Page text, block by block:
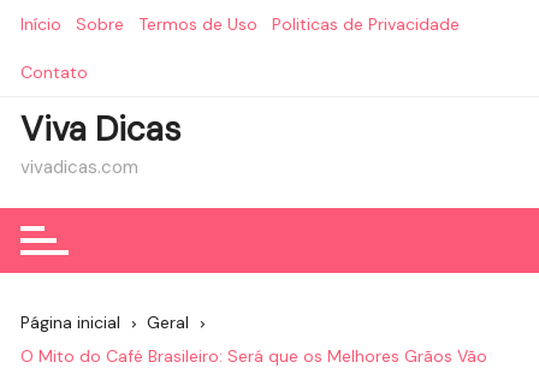
Início Sobre Termos de Uso Politicas de Privacidade
Contato
Viva Dicas
vivadicas.com
Página inicial
Geral
O Mito do Café Brasileiro: Será que os Melhores Grãos Vão